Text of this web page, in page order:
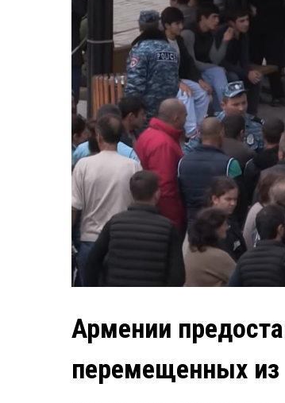
Армении
перемещенных из